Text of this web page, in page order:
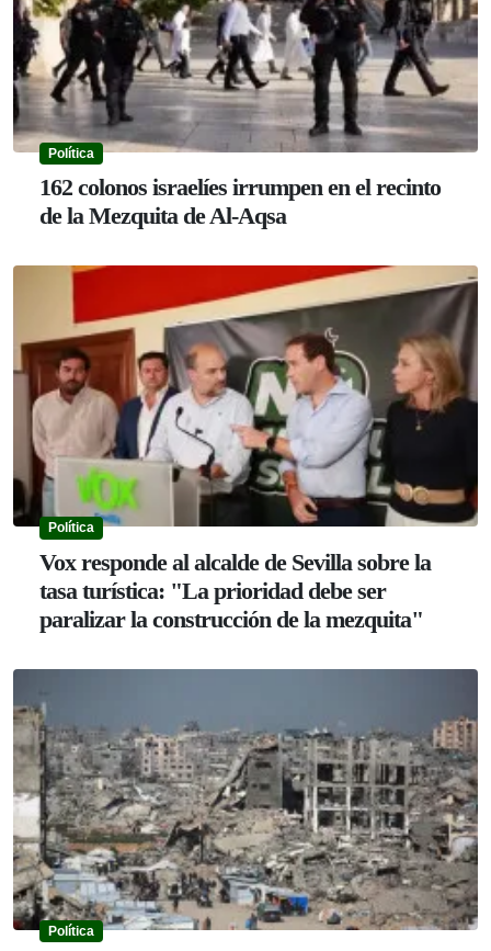
Política
162 colonos israelíes irrumpen en el recinto
de la Mezquita de Al-Aqsa
Política
Vox responde al alcalde de Sevilla sobre la
tasa turística: "La prioridad debe ser
paralizar la construcción de la mezquita"
Política